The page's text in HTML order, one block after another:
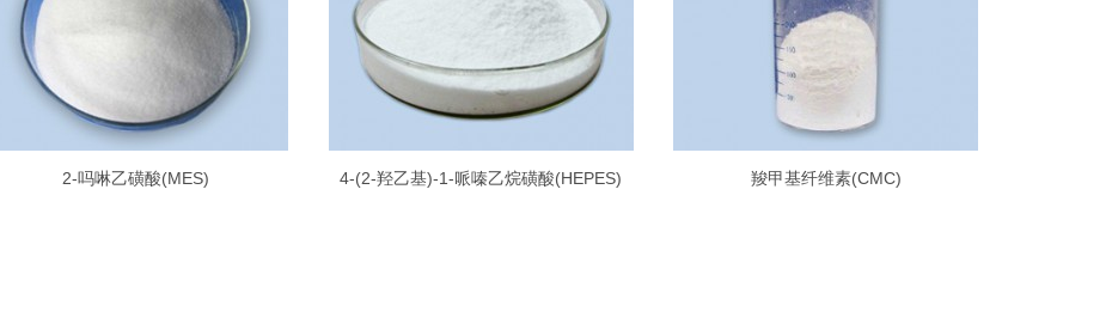
2-吗啉乙磺酸(MES) 4-(2-羟乙基)-1-哌嗪乙烷磺酸(HEPES) 羧甲基纤维素(CMC)